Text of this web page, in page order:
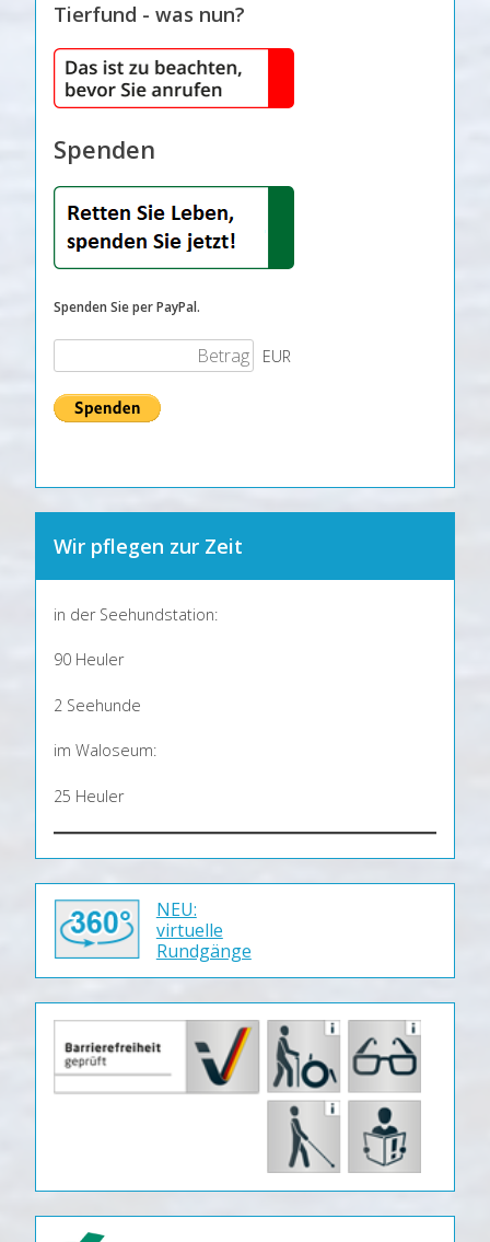
Tierfund - was nun?
Spenden
Spenden Sie per PayPal.
EUR
Wir pflegen zur Zeit
in der Seehundstation:
90 Heuler
2 Seehunde
im Waloseum:
25 Heuler
NEU:
virtuelle
Rundgänge